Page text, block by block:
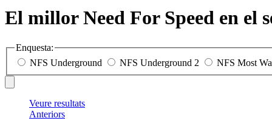
El millor Need For Speed en el
Enquesta:
NFS Underground
NFS Underground 2 NFS Most
Veure resultats
Anteriors